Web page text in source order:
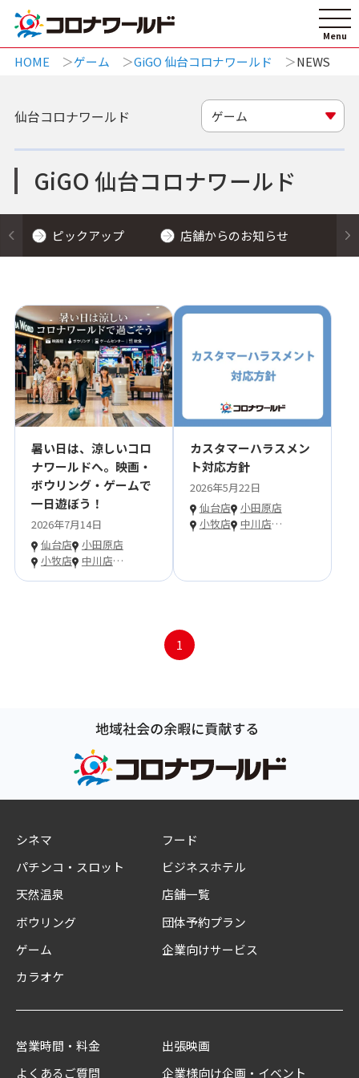
HOME ゲーム GiGO 仙台コロナワールド NEWS
GiGO 仙台コロナワールド
仙台コロナワールド ゲーム
ピックアップ 店舗からのお知らせ
暑い日は、涼しいコロ
ナワールドへ。映画・
ボウリング・ゲームで
一日遊ぼう！
2026年7月14日
仙台店
小田原店
小牧店
中川店…
カスタマーハラスメン
ト対応方針
2026年5月22日
仙台店
小田原店
小牧店
中川店…
1
シネマ
パチンコ・スロット
天然温泉
ボウリング
ゲーム
カラオケ
フード
ビジネスホテル
店舗一覧
団体予約プラン
企業向けサービス
営業時間・料金
よくあるご質問
出張映画
企業様向け企画・イベント